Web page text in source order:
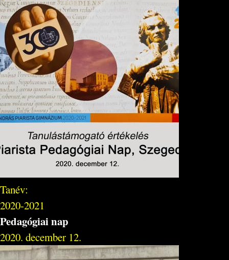
Tanév:
2020-2021
Pedagógiai nap
2020. december 12.